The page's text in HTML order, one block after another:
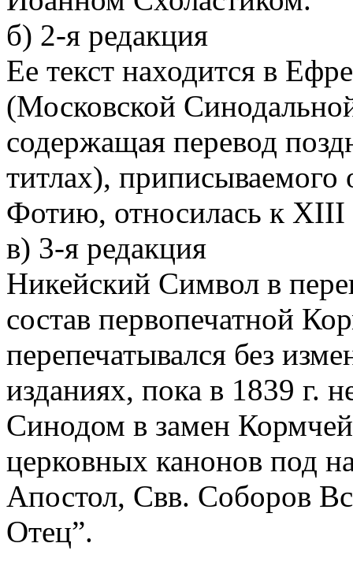
б) 2-я редакция
Ее текст находится в
(Московской
содержащая перевод
титлах),
Фотию, относилась к XIII
в) 3-я редакция
Никейский Символ в
состав первопечатной
перепечатывался без
изданиях, пока в 1839 г.
Синодом в замен
церковных канонов под
Апостол, Свв. Соборов
Отец”.